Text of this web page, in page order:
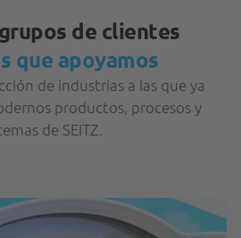
de clientes
que apoyamos
de industrias a las que ya
productos, procesos y
de SEITZ.